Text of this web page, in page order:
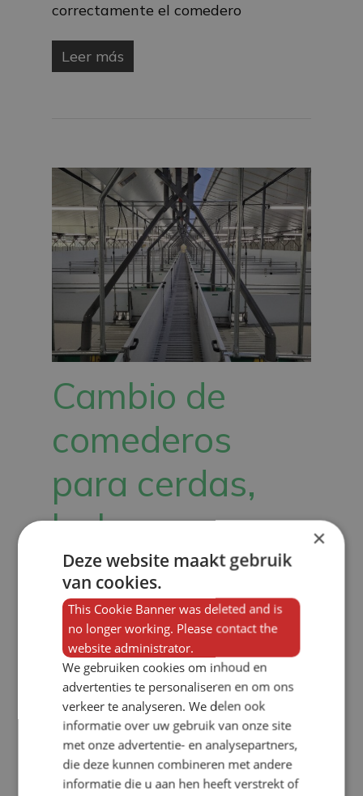
correctamente el comedero
Leer más
Cambio de
comederos
para cerdas,
lechones y
cerdos
Noortje Haegens
¿Por qué cambiar el comedero de los
cerdos? Si los comederos de sus
cerdos o lechones ya no se ajustan a
sus necesidades o a los requisitos
(futuros) de bienestar animal, VERBA
×
Deze website maakt gebruik
van cookies.
This Cookie Banner was deleted and is
no longer working. Please contact the
website administrator.
We gebruiken cookies om inhoud en
advertenties te personaliseren en om ons
verkeer te analyseren. We delen ook
informatie over uw gebruik van onze site
met onze advertentie- en analysepartners,
die deze kunnen combineren met andere
informatie die u aan hen heeft verstrekt of